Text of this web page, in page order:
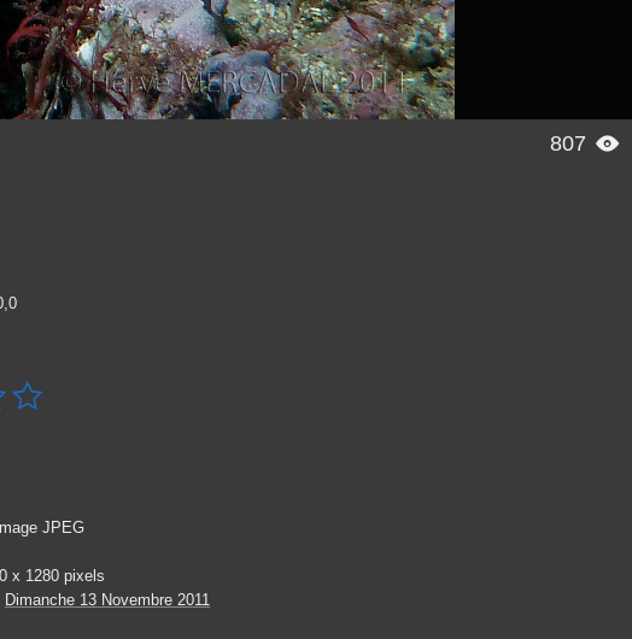
807 

JPEG
x 1280 pixels
Dimanche 13 Novembre 2011